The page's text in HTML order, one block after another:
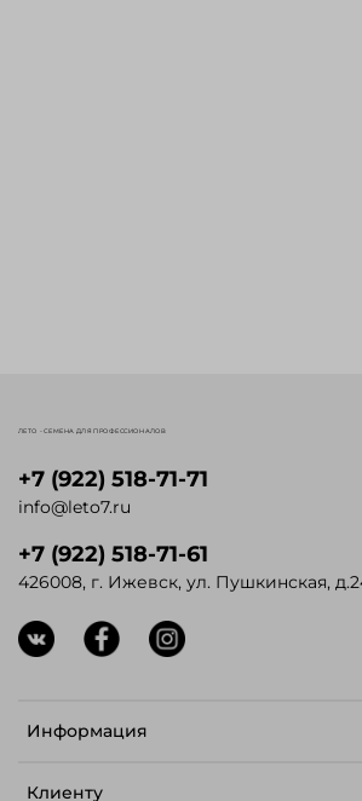
Информация
Клиенту
+7 (922) 518-71-71
info@leto7.ru
+7 (922) 518-71-61
426008, г. Ижевск, ул. Пушкинская,
ЛЕТО - СЕМЕНА ДЛЯ ПРОФЕССИОНАЛОВ